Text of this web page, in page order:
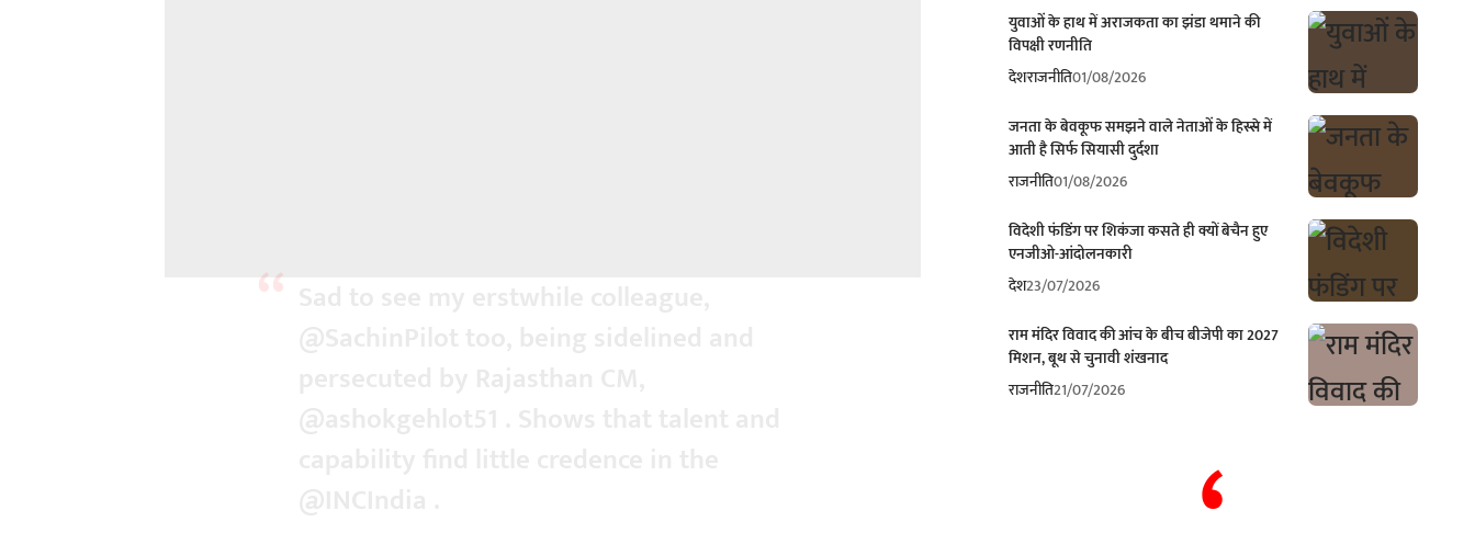
युवाओं के हाथ में अराजकता का झंडा थमाने की
विपक्षी रणनीति
देशराजनीति01/08/2026
जनता के बेवकूफ समझने वाले नेताओं के हिस्से में
आती है सिर्फ सियासी दुर्दशा
राजनीति01/08/2026
विदेशी फंडिंग पर शिकंजा कसते ही क्यों बेचैन हुए
एनजीओ-आंदोलनकारी
देश23/07/2026
राम मंदिर विवाद की आंच के बीच बीजेपी का 2027
मिशन, बूथ से चुनावी शंखनाद
राजनीति21/07/2026